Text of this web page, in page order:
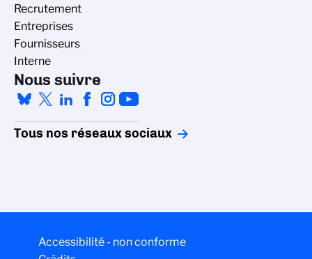
Recrutement
Entreprises
Fournisseurs
Interne
Nous suivre
Tous nos réseaux sociaux
Accessibilité - non conforme